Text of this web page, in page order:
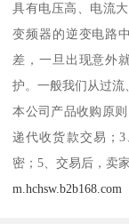
具有电压高、电流
变频器的逆变电路
差，一旦出现意外
护。一般我们从过流
本公司产品收购原
递代收货款交易；
密；5、交易后，卖
m.hchsw.b2b168.com